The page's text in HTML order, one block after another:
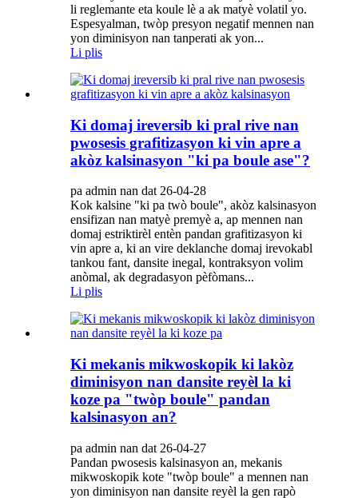
li reglemante eta koule lè a ak matyè volatil yo.
Espesyalman, twòp presyon negatif mennen nan
yon diminisyon nan tanperati ak yon...
Li plis
Ki domaj ireversib ki pral rive nan
pwosesis grafitizasyon ki vin apre a
akòz kalsinasyon "ki pa boule ase"?
pa admin nan dat 26-04-28
Kok kalsine "ki pa twò boule", akòz kalsinasyon
ensifizan nan matyè premyè a, ap mennen nan
domaj estriktirèl entèn pandan grafitizasyon ki
vin apre a, ki an vire deklanche domaj irevokabl
tankou fant, dansite inegal, kontraksyon volim
anòmal, ak degradasyon pèfòmans...
Li plis
Ki mekanis mikwoskopik ki lakòz
diminisyon nan dansite reyèl la ki
koze pa "twòp boule" pandan
kalsinasyon an?
pa admin nan dat 26-04-27
Pandan pwosesis kalsinasyon an, mekanis
mikwoskopik kote "twòp boule" a mennen nan
yon diminisyon nan dansite reyèl la gen rapò